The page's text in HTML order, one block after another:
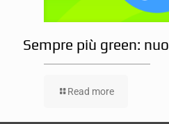
Sempre più green:
Read more